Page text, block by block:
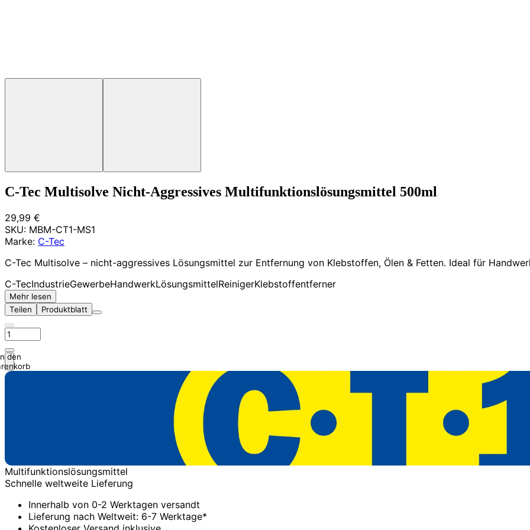
C-Tec Multisolve Nicht-Aggressives Multifunktionslösungsmittel 500ml
29,99 €
SKU: MBM-CT1-MS1
Marke: C-Tec
C-Tec Multisolve – nicht-aggressives Lösungsmittel zur Entfernung von Klebstoffen, Ölen & Fetten. Ideal für
C-TecIndustrieGewerbeHandwerkLösungsmittelReinigerKlebstoffentferner
Mehr lesen
Teilen
Produktblatt
den
Multifunktionslösungsmittel
Schnelle weltweite Lieferung
Innerhalb von 0-2 Werktagen versandt
Lieferung nach Weltweit: 6-7 Werktage*